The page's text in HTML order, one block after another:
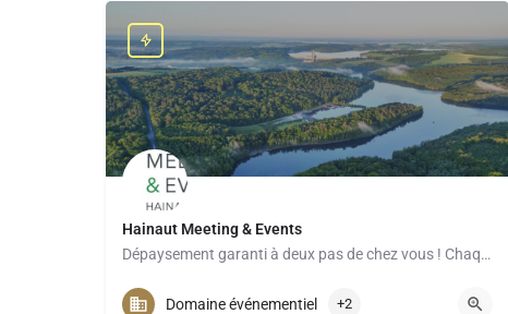
Hainaut Meeting & Events
Dépaysement garanti à deux pas de chez vous ! Chaque jour, Hainaut Meetings & Events, le convention…
+32(0)65/384.834
Domaine événementiel +2